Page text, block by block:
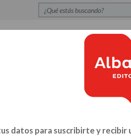
datos para suscribirte y recibir